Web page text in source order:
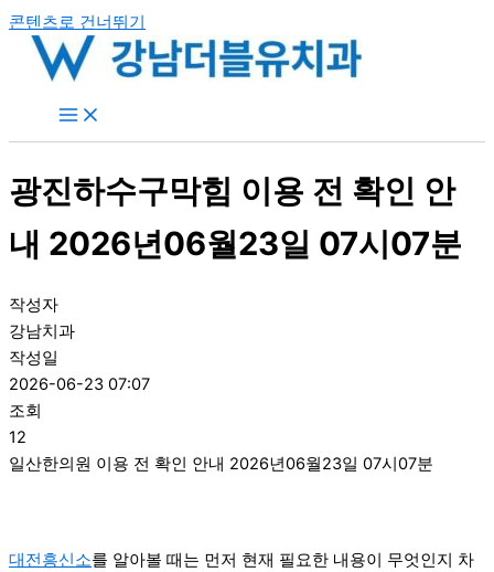
콘텐츠로 건너뛰기
광진하수구막힘 이용 전 확인 안
내 2026년06월23일 07시07분
작성자
강남치과
작성일
2026-06-23 07:07
조회
12
일산한의원 이용 전 확인 안내 2026년06월23일 07시07분
대전흥신소를 알아볼 때는 먼저 현재 필요한 내용이 무엇인지 차